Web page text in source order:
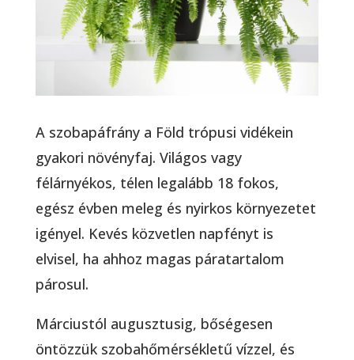
A szobapáfrány a Föld trópusi vidékein
gyakori növényfaj. Világos vagy
félárnyékos, télen legalább 18 fokos,
egész évben meleg és nyirkos környezetet
igényel. Kevés közvetlen napfényt is
elvisel, ha ahhoz magas páratartalom
párosul.
Márciustól augusztusig, bőségesen
öntözzük szobahőmérsékletű vízzel, és